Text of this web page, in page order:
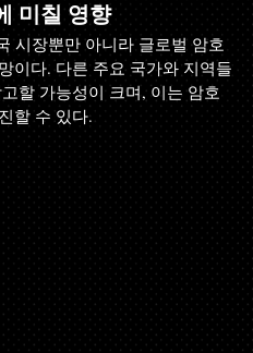
미칠 영향
시장뿐만 아니라 글로벌 암호
이다. 다른 주요 국가와 지역들
할 가능성이 크며, 이는 암호
할 수 있다.